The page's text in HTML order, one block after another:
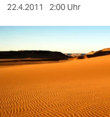
sport
berlin
nord
22.4.2011 2:00 Uhr